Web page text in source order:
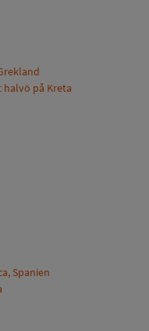
på Kreta
Spanien